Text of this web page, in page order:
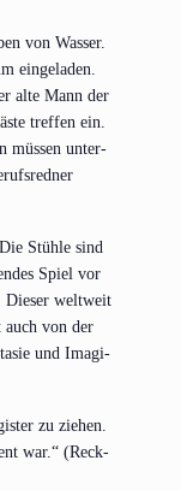
von Was­ser.
ein­ge­la­den.
alte Mann der
tref­fen ein.
müs­sen unter­
Stüh­le sind
Spiel vor
Die­ser welt­weit
auch von der
und Ima­gi­
zu zie­hen.
war.“ (Reck­